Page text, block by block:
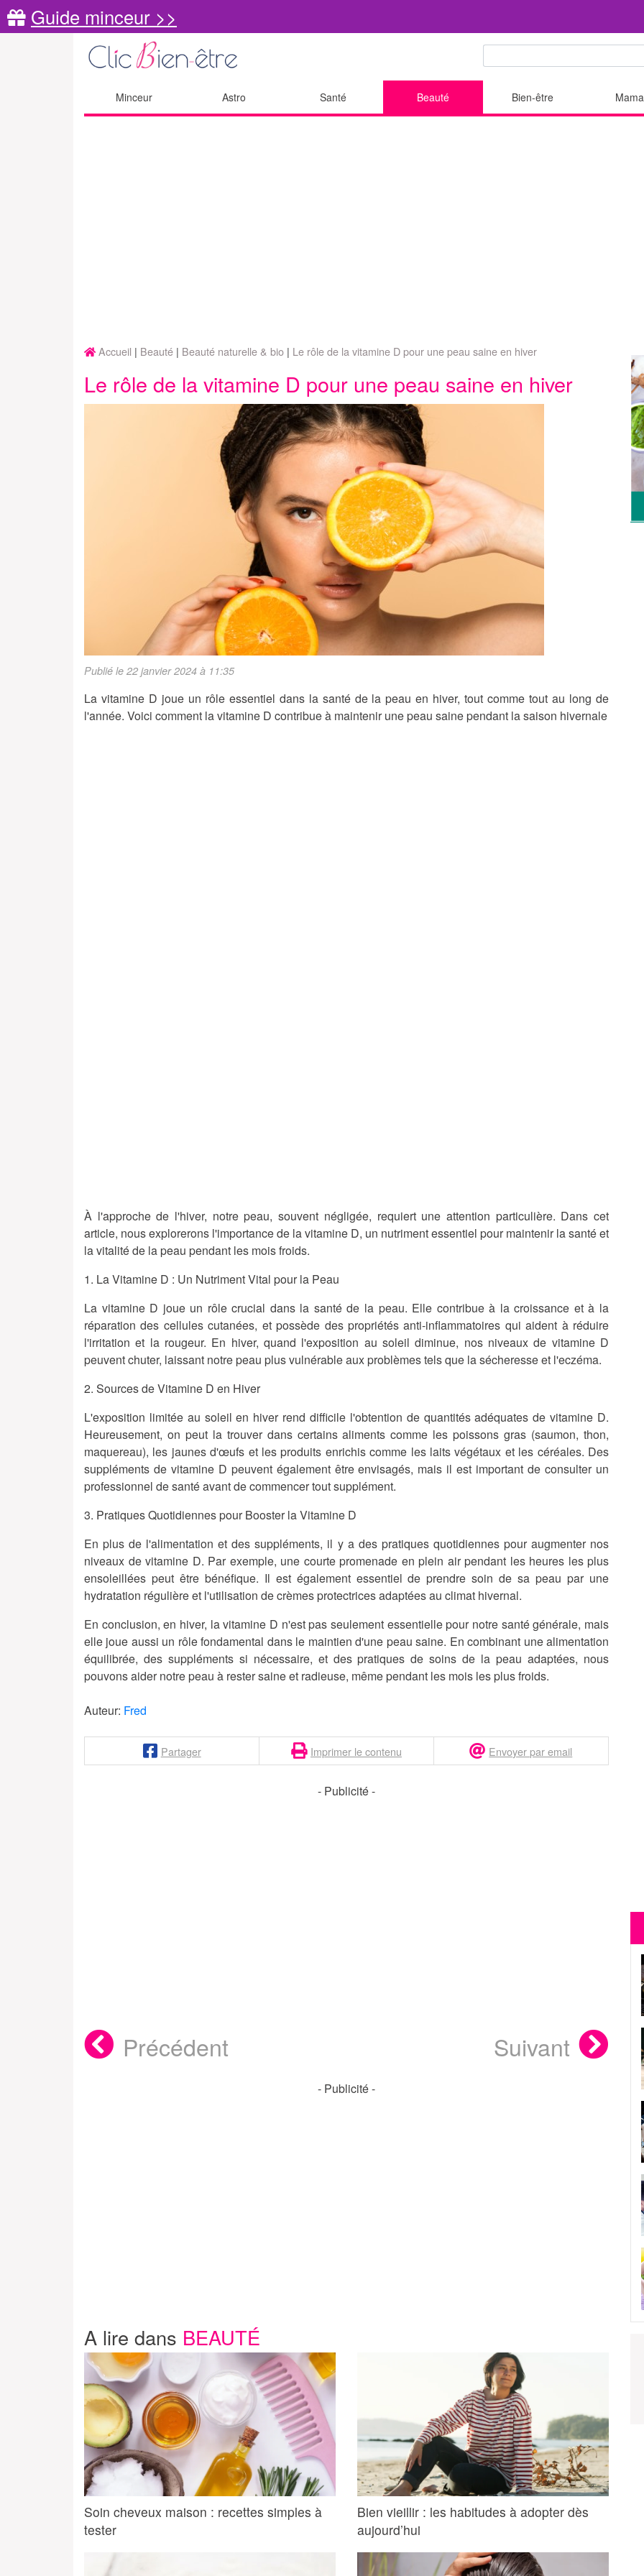
Guide minceur >>
Minceur Astro Santé Beauté Bien-être
Accueil Beauté Beauté naturelle & bio Le rôle de la vitamine D pour une peau saine en hiver
Le rôle de la vitamine D pour une peau saine en hiver
Publié le 22 janvier 2024 à 11:35
La vitamine D joue un rôle essentiel dans la santé de la peau en hiver, tout comme tout au long de
l'année. Voici comment la vitamine D contribue à maintenir une peau saine pendant la saison hivernale
À l'approche de l'hiver, notre peau, souvent négligée, requiert une attention particulière. Dans cet
article, nous explorerons l'importance de la vitamine D, un nutriment essentiel pour maintenir la santé et
la vitalité de la peau pendant les mois froids.
1. La Vitamine D : Un Nutriment Vital pour la Peau
La vitamine D joue un rôle crucial dans la santé de la peau. Elle contribue à la croissance et à la
réparation des cellules cutanées, et possède des propriétés anti-inflammatoires qui aident à réduire
l'irritation et la rougeur. En hiver, quand l'exposition au soleil diminue, nos niveaux de vitamine D
peuvent chuter, laissant notre peau plus vulnérable aux problèmes tels que la sécheresse et l'eczéma.
2. Sources de Vitamine D en Hiver
L'exposition limitée au soleil en hiver rend difficile l'obtention de quantités adéquates de vitamine D.
Heureusement, on peut la trouver dans certains aliments comme les poissons gras (saumon, thon,
maquereau), les jaunes d'œufs et les produits enrichis comme les laits végétaux et les céréales. Des
suppléments de vitamine D peuvent également être envisagés, mais il est important de consulter un
professionnel de santé avant de commencer tout supplément.
3. Pratiques Quotidiennes pour Booster la Vitamine D
En plus de l'alimentation et des suppléments, il y a des pratiques quotidiennes pour augmenter nos
niveaux de vitamine D. Par exemple, une courte promenade en plein air pendant les heures les plus
ensoleillées peut être bénéfique. Il est également essentiel de prendre soin de sa peau par une
hydratation régulière et l'utilisation de crèmes protectrices adaptées au climat hivernal.
En conclusion, en hiver, la vitamine D n'est pas seulement essentielle pour notre santé générale, mais
elle joue aussi un rôle fondamental dans le maintien d'une peau saine. En combinant une alimentation
équilibrée, des suppléments si nécessaire, et des pratiques de soins de la peau adaptées, nous
pouvons aider notre peau à rester saine et radieuse, même pendant les mois les plus froids.
Auteur: Fred
Partager Imprimer le contenu Envoyer par email
- Publicité -
Précédent Suivant
- Publicité -
A lire dans BEAUTÉ
Soin cheveux maison : recettes simples à
tester
Bien vieillir : les habitudes à adopter dès
aujourd’hui